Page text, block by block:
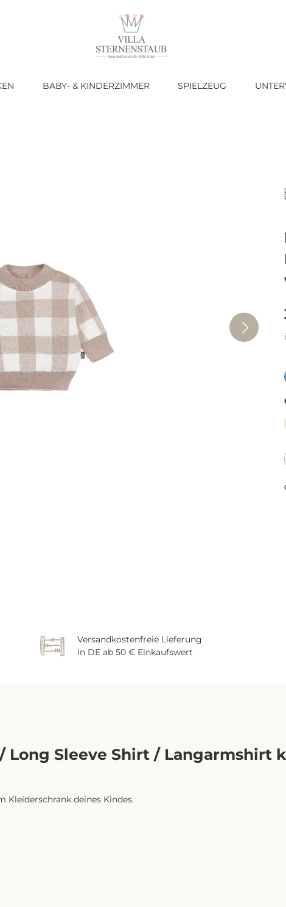
BABY- & KINDERZIMMER SPIELZEUG
Versandkostenfreie Lieferung
in DE ab 50 € Einkaufswert
Sleeve Shirt / Langarmshirt
Kleiderschrank deines Kindes.